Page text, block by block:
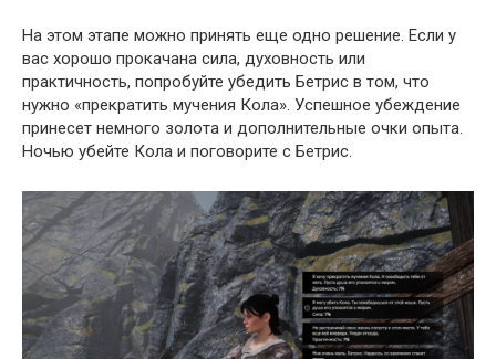
На этом этапе можно принять еще одно решение. Если у
вас хорошо прокачана сила, духовность или
практичность, попробуйте убедить Бетрис в том, что
нужно «прекратить мучения Кола». Успешное убеждение
принесет немного золота и дополнительные очки опыта.
Ночью убейте Кола и поговорите с Бетрис.